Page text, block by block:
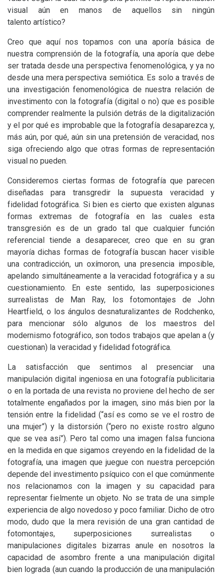
visual aún en manos de aquellos sin ningún
talento artístico?
Creo que aquí nos topamos con una aporía básica de
nuestra comprensión de la fotografía, una aporía que debe
ser tratada desde una perspectiva fenomenológica, y ya no
desde una mera perspectiva semiótica. Es solo a través de
una investigación fenomenológica de nuestra relación de
investimento con la fotografía (digital o no) que es posible
comprender realmente la pulsión detrás de la digitalización
y el por qué es improbable que la fotografía desaparezca y,
más aún, por qué, aún sin una pretensión de veracidad, nos
siga ofreciendo algo que otras formas de representación
visual no pueden.
Consideremos ciertas formas de fotografía que parecen
diseñadas para transgredir la supuesta veracidad y
fidelidad fotográfica. Si bien es cierto que existen algunas
formas extremas de fotografía en las cuales esta
transgresión es de un grado tal que cualquier función
referencial tiende a desaparecer, creo que en su gran
mayoría dichas formas de fotografía buscan hacer visible
una contradicción, un oxímoron, una presencia imposible,
apelando simultáneamente a la veracidad fotográfica y a su
cuestionamiento. En este sentido, las superposiciones
surrealistas de Man Ray, los fotomontajes de John
Heartfield, o los ángulos desnaturalizantes de Rodchenko,
para mencionar sólo algunos de los maestros del
modernismo fotográfico, son todos trabajos que apelan a (y
cuestionan) la veracidad y fidelidad fotográfica.
La satisfacción que sentimos al presenciar una
manipulación digital ingeniosa en una fotografía publicitaria
o en la portada de una revista no proviene del hecho de ser
totalmente engañados por la imagen, sino más bien por la
tensión entre la fidelidad (“así es como se ve el rostro de
una mujer”) y la distorsión (“pero no existe rostro alguno
que se vea así”). Pero tal como una imagen falsa funciona
en la medida en que sigamos creyendo en la fidelidad de la
fotografía, una imagen que juegue con nuestra percepción
depende del investimento psíquico con el que comúnmente
nos relacionamos con la imagen y su capacidad para
representar fielmente un objeto. No se trata de una simple
experiencia de algo novedoso y poco familiar. Dicho de otro
modo, dudo que la mera revisión de una gran cantidad de
fotomontajes, superposiciones surrealistas o
manipulaciones digitales bizarras anule en nosotros la
capacidad de asombro frente a una manipulación digital
bien lograda (aun cuando la producción de una manipulación